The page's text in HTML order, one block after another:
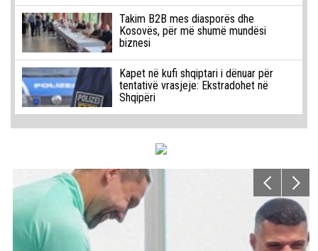
Takim B2B mes diasporës dhe
Kosovës, për më shumë mundësi
biznesi
Kapet në kufi shqiptari i dënuar për
tentativë vrasjeje: Ekstradohet në
Shqipëri